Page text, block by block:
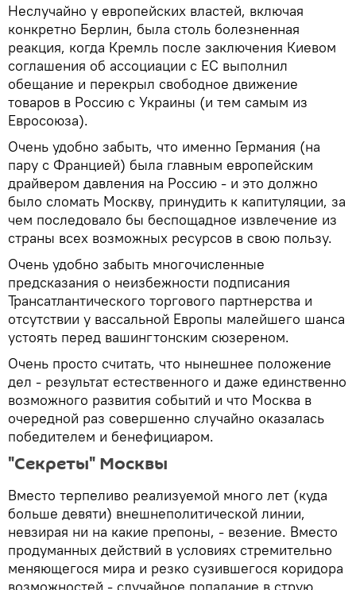
Неслучайно у европейских властей, включая
конкретно Берлин, была столь болезненная
реакция, когда Кремль после заключения Киевом
соглашения об ассоциации с ЕС выполнил
обещание и перекрыл свободное движение
товаров в Россию с Украины (и тем самым из
Евросоюза).
Очень удобно забыть, что именно Германия (на
пару с Францией) была главным европейским
драйвером давления на Россию - и это должно
было сломать Москву, принудить к капитуляции, за
чем последовало бы беспощадное извлечение из
страны всех возможных ресурсов в свою пользу.
Очень удобно забыть многочисленные
предсказания о неизбежности подписания
Трансатлантического торгового партнерства и
отсутствии у вассальной Европы малейшего шанса
устоять перед вашингтонским сюзереном.
Очень просто считать, что нынешнее положение
дел - результат естественного и даже единственно
возможного развития событий и что Москва в
очередной раз совершенно случайно оказалась
победителем и бенефициаром.
"Секреты" Москвы
Вместо терпеливо реализуемой много лет (куда
больше девяти) внешнеполитической линии,
невзирая ни на какие препоны, - везение. Вместо
продуманных действий в условиях стремительно
меняющегося мира и резко сузившегося коридора
возможностей - случайное попадание в струю.